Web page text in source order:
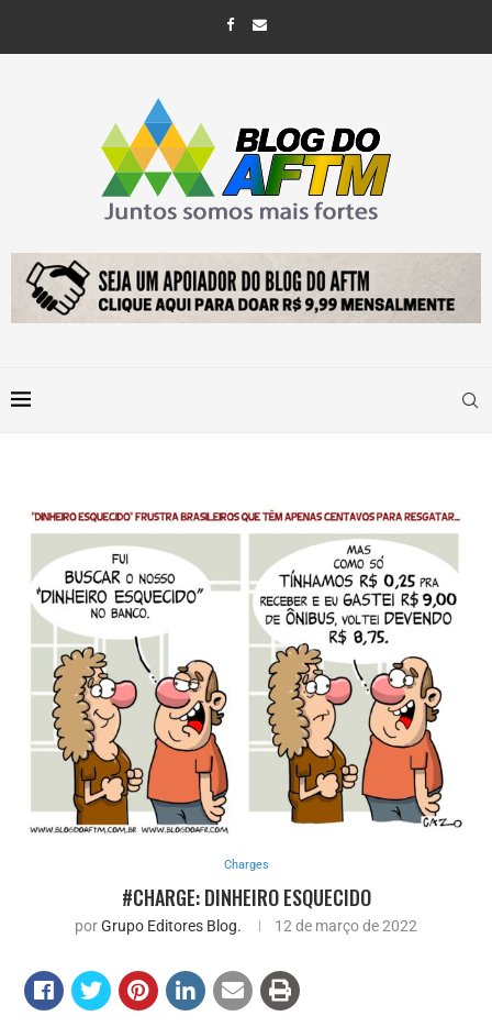
Charges
#CHARGE: DINHEIRO ESQUECIDO
porGrupo Editores Blog. 12 de março de 2022